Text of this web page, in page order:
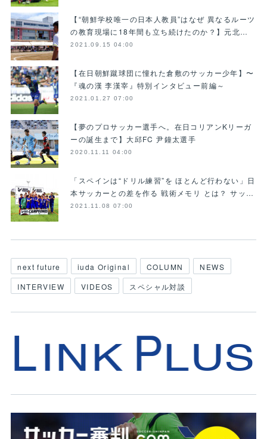
【“朝鮮学校唯一の日本人教員”はなぜ 異なるルーツ
の教育現場に18年間も立ち続けたのか？】元北…
2021.09.15 04:00
【在日朝鮮蹴球団に憧れた倉敷のサッカー少年】〜
『魂の漢 李漢宰』特別インタビュー前編～
2021.01.27 07:00
【夢のプロサッカー選手へ。在日コリアンKリーガ
ーの誕生まで】大邱FC 尹鐘太選手
2020.11.11 04:00
「スペインは“ドリル練習”を ほとんど行わない」日
本サッカーとの差を作る 戦術メモリ とは？ サッ…
2021.11.08 07:00
next future iuda Original COLUMN
NEWS
INTERVIEW
VIDEOS スペシャル対談